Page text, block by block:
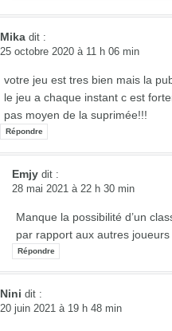
Mika dit :
25 octobre 2020 à 11 h 06 min
votre jeu est tres bien mais la
le jeu a chaque instant c est
pas moyen de la suprimée!!!
Répondre
Emjy dit :
28 mai 2021 à 22 h 30 min
Manque la possibilité d’un
par rapport aux autres joueurs
Répondre
Nini dit :
20 juin 2021 à 19 h 48 min